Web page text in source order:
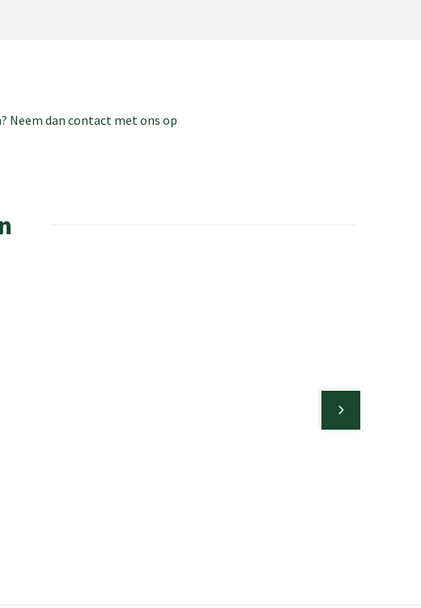
Neem dan contact met ons op